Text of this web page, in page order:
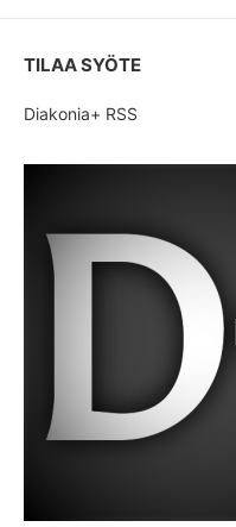
TILAA SYÖTE
Diakonia+ RSS